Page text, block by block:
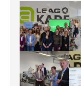
Verbundtreffen©